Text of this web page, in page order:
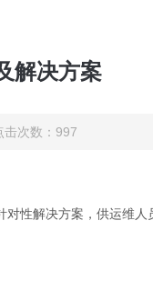
解决方案
次数：997
对性解决方案，供运维人